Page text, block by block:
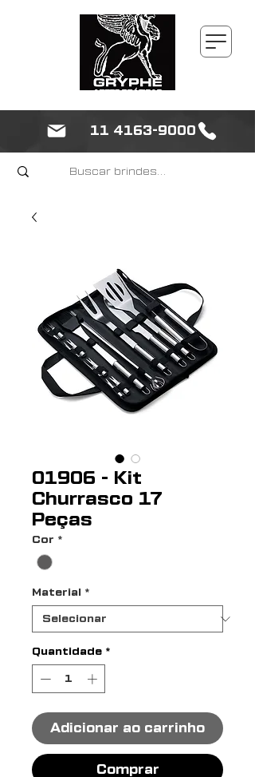
11 4163-9000
01906 - Kit
Churrasco 17
Peças
Cor *
Material *
Quantidade *
Adicionar ao carrinho
Comprar